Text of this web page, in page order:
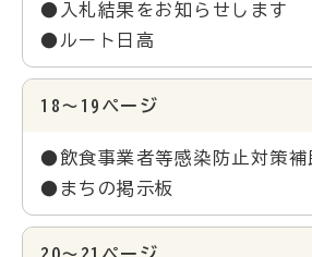
●入札結果をお知らせします
●ルート日高
18～19ページ
●飲食事業者等感染防止対策補
●まちの掲示板